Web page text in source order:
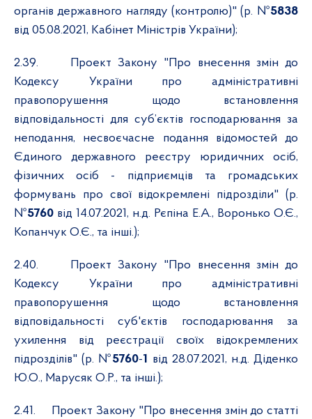
органів державного нагляду (контролю)" (р. №5838
від 05.08.2021, Кабінет Міністрів України);
2.39.
Проект Закону "Про внесення змін до
Кодексу України про адміністративні
правопорушення щодо встановлення
відповідальності для суб’єктів господарювання за
неподання, несвоєчасне подання відомостей до
Єдиного державного реєстру юридичних осіб,
фізичних осіб - підприємців та громадських
формувань про свої відокремлені підрозділи" (р.
№5760 від 14.07.2021, н.д. Рєпіна Е.А., Воронько О.Є.,
Копанчук О.Є., та інші.);
2.40.
Проект Закону "Про внесення змін до
Кодексу України про адміністративні
правопорушення щодо встановлення
відповідальності суб'єктів господарювання за
ухилення від реєстрації своїх відокремлених
підрозділів" (р. №5760-1
від 28.07.2021, н.д. Діденко
Ю.О., Марусяк О.Р., та інші.);
2.41. Проект Закону "Про внесення змін до статті